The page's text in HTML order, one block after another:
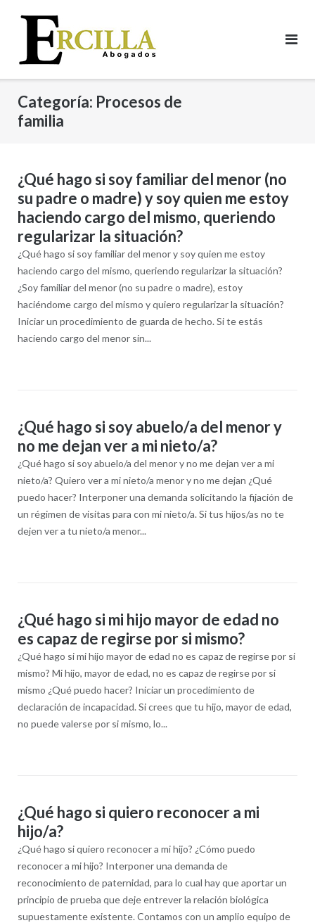
contenido
Categoría: Procesos de
familia
¿Qué hago si soy familiar del menor (no
su padre o madre) y soy quien me estoy
haciendo cargo del mismo, queriendo
regularizar la situación?
¿Qué hago si soy familiar del menor y soy quien me estoy
haciendo cargo del mismo, queriendo regularizar la situación?
¿Soy familiar del menor (no su padre o madre), estoy
haciéndome cargo del mismo y quiero regularizar la situación?
Iniciar un procedimiento de guarda de hecho. Si te estás
haciendo cargo del menor sin...
¿Qué hago si soy abuelo/a del menor y
no me dejan ver a mi nieto/a?
¿Qué hago si soy abuelo/a del menor y no me dejan ver a mi
nieto/a? Quiero ver a mi nieto/a menor y no me dejan ¿Qué
puedo hacer? Interponer una demanda solicitando la fijación de
un régimen de visitas para con mi nieto/a. Si tus hijos/as no te
dejen ver a tu nieto/a menor...
¿Qué hago si mi hijo mayor de edad no
es capaz de regirse por si mismo?
¿Qué hago si mi hijo mayor de edad no es capaz de regirse por si
mismo? Mi hijo, mayor de edad, no es capaz de regirse por si
mismo ¿Qué puedo hacer? Iniciar un procedimiento de
declaración de incapacidad. Si crees que tu hijo, mayor de edad,
no puede valerse por si mismo, lo...
¿Qué hago si quiero reconocer a mi
hijo/a?
¿Qué hago si quiero reconocer a mi hijo? ¿Cómo puedo
reconocer a mi hijo? Interponer una demanda de
reconocimiento de paternidad, para lo cual hay que aportar un
principio de prueba que deje entrever la relación biológica
supuestamente existente. Contamos con un amplio equipo de